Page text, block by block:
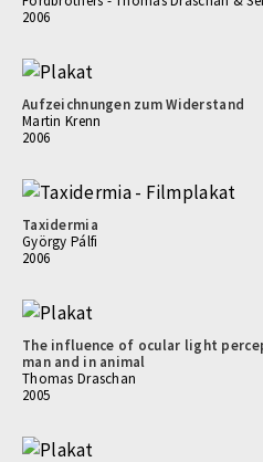
2006
Aufzeichnungen zum Widerstand
Martin Krenn
2006
Taxidermia
György Pálfi
2006
The influence of ocular light
man and in animal
Thomas Draschan
2005